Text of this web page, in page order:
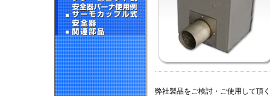
弊社製品をご検討・ご使用して頂